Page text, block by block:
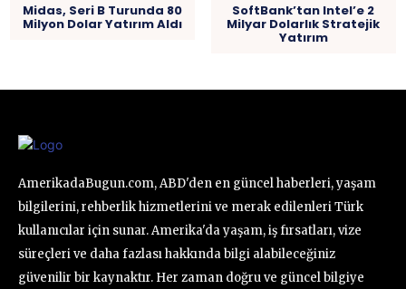
Midas, Seri B Turunda 80
Milyon Dolar Yatırım Aldı
SoftBank’tan Intel’e 2
Milyar Dolarlık Stratejik
Yatırım
AmerikadaBugun.com, ABD'den en güncel haberleri, yaşam
bilgilerini, rehberlik hizmetlerini ve merak edilenleri Türk
kullanıcılar için sunar. Amerika'da yaşam, iş fırsatları, vize
süreçleri ve daha fazlası hakkında bilgi alabileceğiniz
güvenilir bir kaynaktır. Her zaman doğru ve güncel bilgiye